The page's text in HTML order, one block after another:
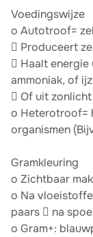
Voedingswijze
o Autotroof=
 Produceert
 Haalt
ammoniak, of
 Of uit
o Heterotroof=
organismen
Gramkleuring
o Zichtbaar
o Na
paars  na
o Gram+: